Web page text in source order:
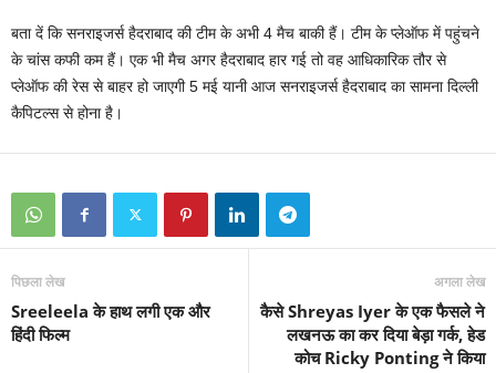
बता दें कि सनराइजर्स हैदराबाद की टीम के अभी 4 मैच बाकी हैं। टीम के प्लेऑफ में पहुंचने
के चांस कफी कम हैं। एक भी मैच अगर हैदराबाद हार गई तो वह आधिकारिक तौर से
प्लेऑफ की रेस से बाहर हो जाएगी 5 मई यानी आज सनराइजर्स हैदराबाद का सामना दिल्ली
कैपिटल्स से होना है।
पिछला लेख
Sreeleela के हाथ लगी एक और
हिंदी फिल्म
अगला लेख
कैसे Shreyas Iyer के एक फैसले ने
लखनऊ का कर दिया बेड़ा गर्क, हेड
कोच Ricky Ponting ने किया